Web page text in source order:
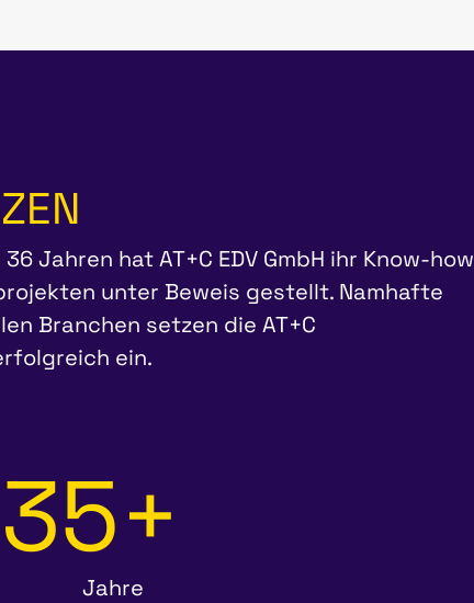
Jahren hat AT+C EDV GmbH ihr Know-how
unter Beweis gestellt. Namhafte
Branchen setzen die AT+C
ein.
35+
Jahre